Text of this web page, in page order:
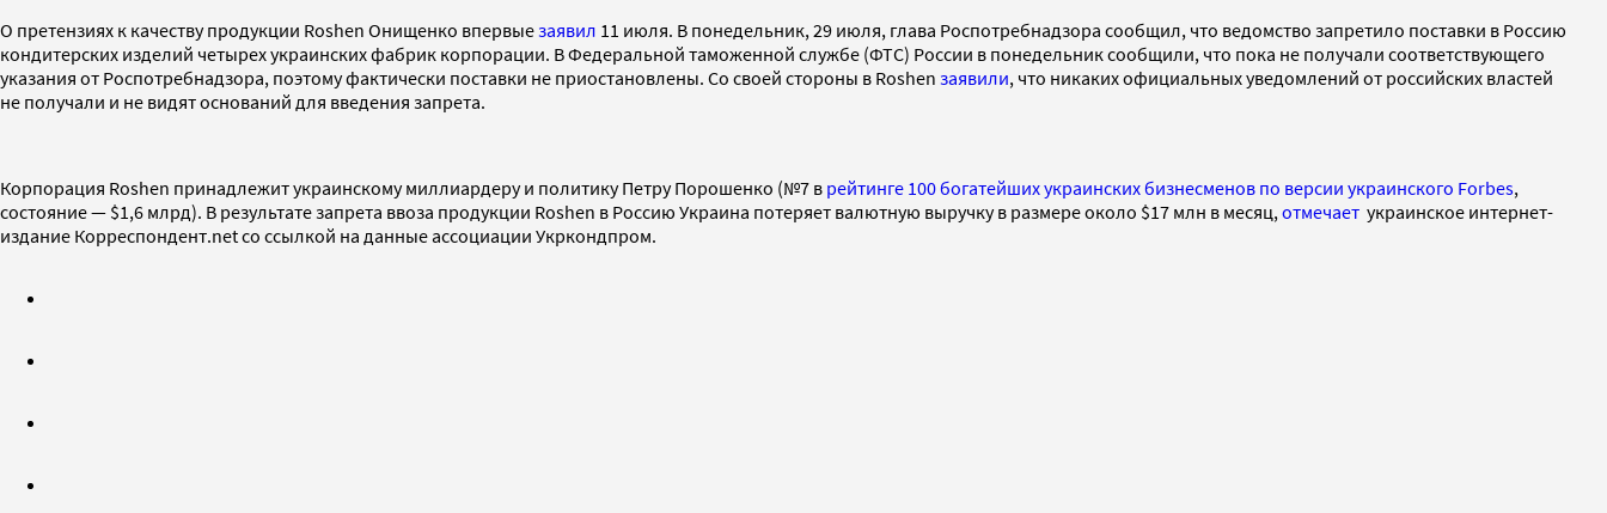
О претензиях к качеству продукции Roshen Онищенко впервыезаявил 11 июля. В понедельник, 29 июля, глава Роспотребнадзора сообщил, что ведомство запретило поставки в Россию
кондитерских изделий четырех украинских фабрик корпорации. В Федеральной таможенной службе (ФТС) России в понедельник сообщили, что пока не получали соответствующего
указания от Роспотребнадзора, поэтому фактически поставки не приостановлены. Со своей стороны в Roshen заявили, что никаких официальных уведомлений от российских властей
не получали и не видят оснований для введения запрета.
Корпорация Roshen принадлежит украинскому миллиардеру и политику Петру Порошенко (№7 в рейтинге 100 богатейших украинских бизнесменов по версии украинского Forbes,
состояние — $1,6 млрд). В результате запрета ввоза продукции Roshen в Россию Украина потеряет валютную выручку в размере около $17 млн в месяц, отмечает украинское интернет-
издание Корреспондент.net со ссылкой на данные ассоциации Укркондпром.